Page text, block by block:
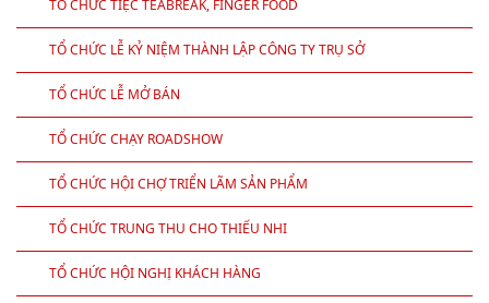
TỔ CHỨC TIỆC TEABREAK, FINGER FOOD
TỔ CHỨC LỄ KỶ NIỆM THÀNH LẬP CÔNG TY TRỤ SỞ
TỔ CHỨC LỄ MỞ BÁN
TỔ CHỨC CHẠY ROADSHOW
TỔ CHỨC HỘI CHỢ TRIỂN LÃM SẢN PHẨM
TỔ CHỨC TRUNG THU CHO THIẾU NHI
TỔ CHỨC HỘI NGHỊ KHÁCH HÀNG